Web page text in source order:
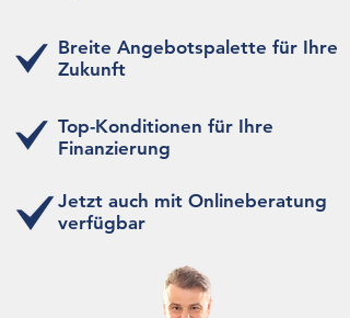
Breite Angebotspalette für Ihre
Zukunft
Top-Konditionen für Ihre
Finanzierung
Jetzt auch mit Onlineberatung
verfügbar